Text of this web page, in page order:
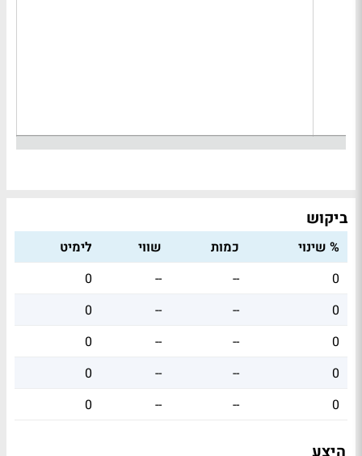
ביקוש
% שינוי כמות שווי
לימיט
0
--
--
0
0
--
--
0
0
--
--
0
0
--
--
0
0
--
--
0